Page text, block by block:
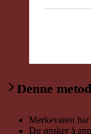
Denne
Merkevaren
Du ønsker å